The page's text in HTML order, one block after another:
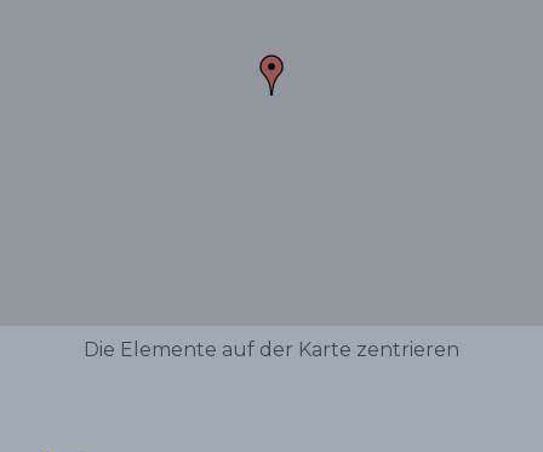
Die Elemente auf der Karte zentrieren